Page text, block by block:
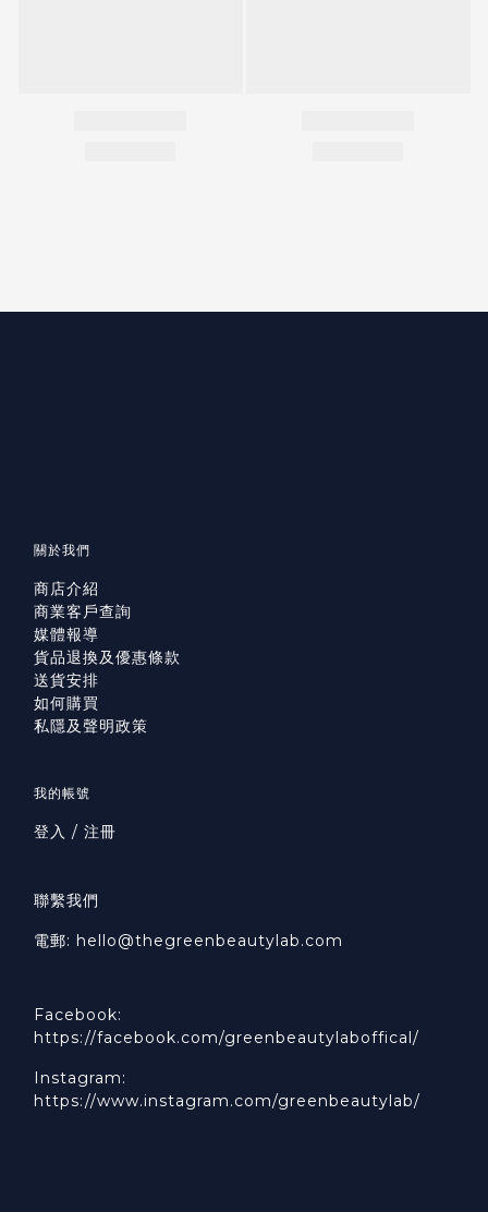
關於我們
商店介紹
商業客戶查詢
媒體報導
貨品退換及優惠條款
送貨安排
如何購買
私隱及聲明政策
我的帳號
登入 / 注冊
聯繫我們
電郵: hello@thegreenbeautylab.com
Facebook:
https://facebook.com/greenbeautylaboffical/
Instagram:
https://www.instagram.com/greenbeautylab/